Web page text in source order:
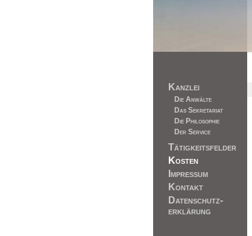
Kanzlei
Die Anwälte
Das Sekretariat
Die Philosophie
Der Service
Tätigkeitsfelder
Kosten
Impressum
Kontakt
Datenschutz-
erklärung